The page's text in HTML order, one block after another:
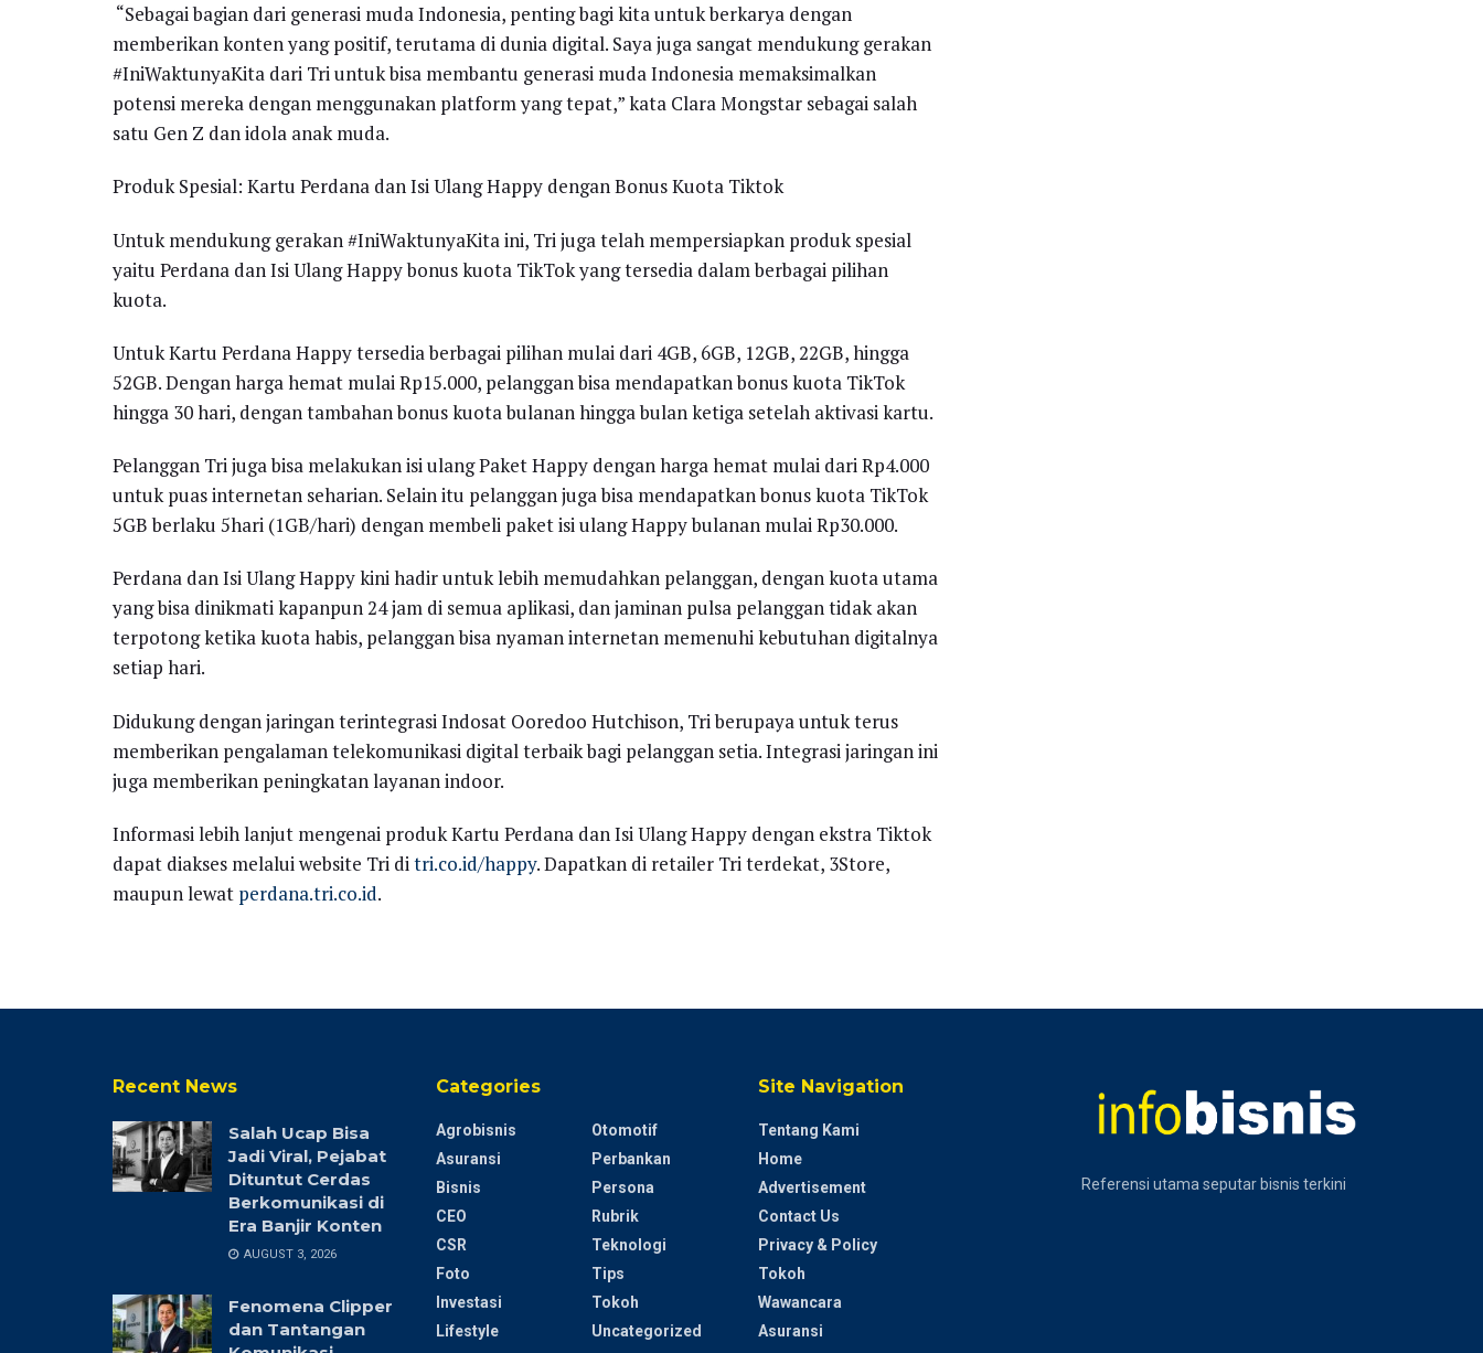
“Sebagai bagian dari generasi muda Indonesia, penting bagi kita untuk berkarya dengan
memberikan konten yang positif, terutama di dunia digital. Saya juga sangat mendukung gerakan
#IniWaktunyaKita dari Tri untuk bisa membantu generasi muda Indonesia memaksimalkan
potensi mereka dengan menggunakan platform yang tepat,” kata Clara Mongstar sebagai salah
satu Gen Z dan idola anak muda.
Produk Spesial: Kartu Perdana dan Isi Ulang Happy dengan Bonus Kuota Tiktok
Untuk mendukung gerakan #IniWaktunyaKita ini, Tri juga telah mempersiapkan produk spesial
yaitu Perdana dan Isi Ulang Happy bonus kuota TikTok yang tersedia dalam berbagai pilihan
kuota.
Untuk Kartu Perdana Happy tersedia berbagai pilihan mulai dari 4GB, 6GB, 12GB, 22GB, hingga
52GB. Dengan harga hemat mulai Rp15.000, pelanggan bisa mendapatkan bonus kuota TikTok
hingga 30 hari, dengan tambahan bonus kuota bulanan hingga bulan ketiga setelah aktivasi kartu.
Pelanggan Tri juga bisa melakukan isi ulang Paket Happy dengan harga hemat mulai dari Rp4.000
untuk puas internetan seharian. Selain itu pelanggan juga bisa mendapatkan bonus kuota TikTok
5GB berlaku 5hari (1GB/hari) dengan membeli paket isi ulang Happy bulanan mulai Rp30.000.
Perdana dan Isi Ulang Happy kini hadir untuk lebih memudahkan pelanggan, dengan kuota utama
yang bisa dinikmati kapanpun 24 jam di semua aplikasi, dan jaminan pulsa pelanggan tidak akan
terpotong ketika kuota habis, pelanggan bisa nyaman internetan memenuhi kebutuhan digitalnya
setiap hari.
Didukung dengan jaringan terintegrasi Indosat Ooredoo Hutchison, Tri berupaya untuk terus
memberikan pengalaman telekomunikasi digital terbaik bagi pelanggan setia. Integrasi jaringan ini
juga memberikan peningkatan layanan indoor.
Informasi lebih lanjut mengenai produk Kartu Perdana dan Isi Ulang Happy dengan ekstra Tiktok
dapat diakses melalui website Tri ditri.co.id/happy. Dapatkan di retailer Tri terdekat, 3Store,
maupun lewat perdana.tri.co.id.
Recent News
Salah Ucap Bisa
Jadi Viral, Pejabat
Dituntut Cerdas
Berkomunikasi di
Era Banjir Konten
AUGUST 3, 2026
Fenomena Clipper
dan Tantangan
Categories
Agrobisnis
Asuransi
Bisnis
CEO
CSR
Foto
Investasi
Lifestyle
Otomotif
Perbankan
Persona
Rubrik
Teknologi
Tips
Tokoh
Uncategorized
Site Navigation
Tentang Kami
Home
Advertisement
Contact Us
Privacy & Policy
Tokoh
Wawancara
Asuransi
Referensi utama seputar bisnis terkini